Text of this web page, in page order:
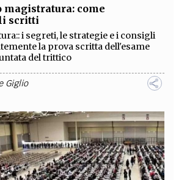
magistratura: come
scritti
i segreti, le strategie e i consigli
la prova scritta dell'esame
del trittico
Giglio